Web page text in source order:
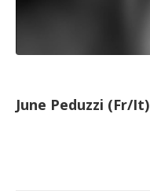
June Peduzzi (Fr/It)